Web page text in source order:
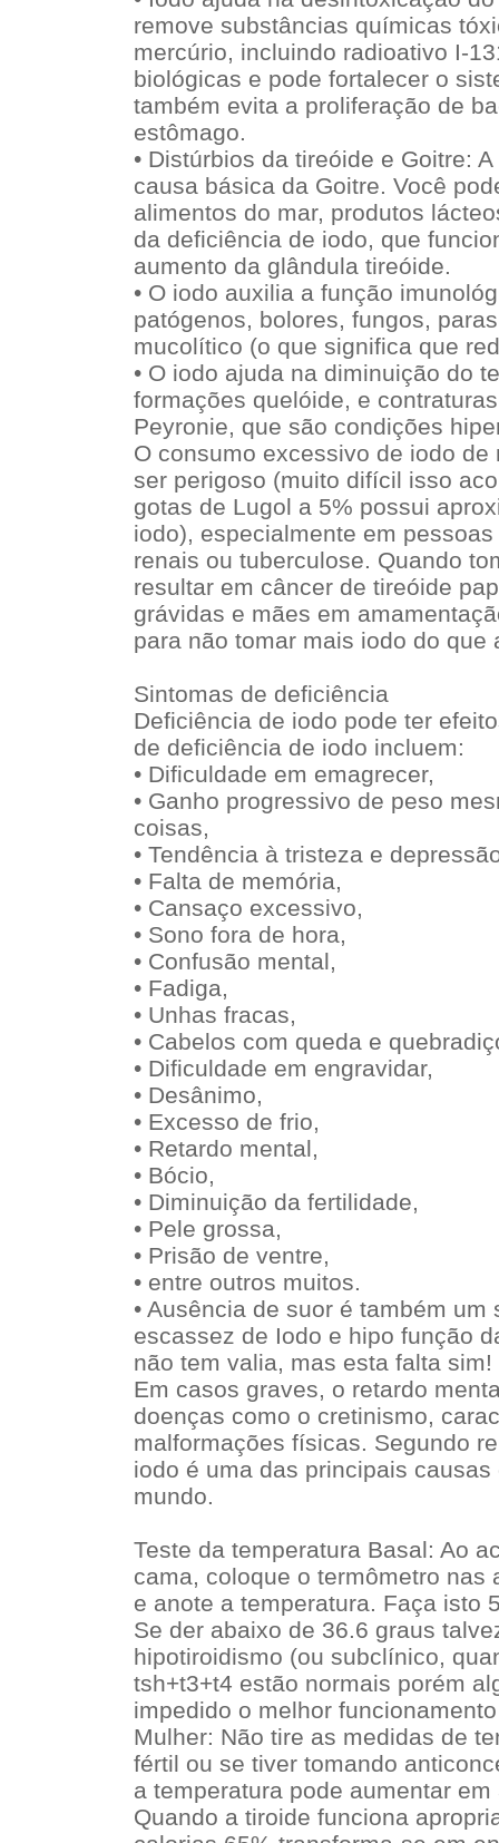
remove substâncias químicas
mercúrio, incluindo radioativo I-
biológicas e pode fortalecer o
também evita a proliferação de
estômago.
• Distúrbios da tireóide e Goitre:
causa básica da Goitre. Você
alimentos do mar, produtos
da deficiência de iodo, que
aumento da glândula tireóide.
• O iodo auxilia a função
patógenos, bolores, fungos,
mucolítico (o que significa que
• O iodo ajuda na diminuição do
formações quelóide, e
Peyronie, que são condições
O consumo excessivo de iodo
ser perigoso (muito difícil isso
gotas de Lugol a 5% possui
iodo), especialmente em
renais ou tuberculose. Quando
resultar em câncer de tireóide
grávidas e mães em
para não tomar mais iodo do que
Sintomas de deficiência
Deficiência de iodo pode ter
de deficiência de iodo incluem:
• Dificuldade em emagrecer,
• Ganho progressivo de peso
coisas,
• Tendência à tristeza e
• Falta de memória,
• Cansaço excessivo,
• Sono fora de hora,
• Confusão mental,
• Fadiga,
• Unhas fracas,
• Cabelos com queda e
• Dificuldade em engravidar,
• Desânimo,
• Excesso de frio,
• Retardo mental,
• Bócio,
• Diminuição da fertilidade,
• Pele grossa,
• Prisão de ventre,
• entre outros muitos.
• Ausência de suor é também
escassez de Iodo e hipo função
não tem valia, mas esta falta sim!
Em casos graves, o retardo
doenças como o cretinismo,
malformações físicas. Segundo
iodo é uma das principais
mundo.
Teste da temperatura Basal: Ao
cama, coloque o termômetro nas
e anote a temperatura. Faça isto
Se der abaixo de 36.6 graus
hipotiroidismo (ou subclínico,
tsh+t3+t4 estão normais porém
impedido o melhor
Mulher: Não tire as medidas de
fértil ou se tiver tomando
a temperatura pode aumentar
Quando a tiroide funciona